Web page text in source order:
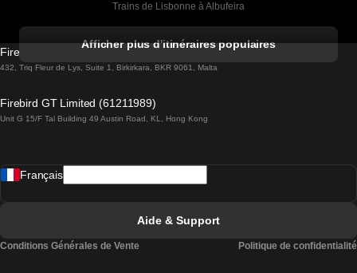
Trains de Lisbonne à Albufeira
Trains de Lisbonne à Lagos
Trains de Lisbonne à Madrid
Afficher plus d'itinéraires populaires
Firebird GT Limited (OC 1451)
432, Triq Fleur de Lys, Suite 1, Birkirkara, BKR 9061, Malta
Firebird GT Limited (61211989)
Unit G 15/F Tal Building 49 Austin Road, KL, Hong Kong
Français
Aide & Support
Conditions Générales de Vente Politique de confidentialité